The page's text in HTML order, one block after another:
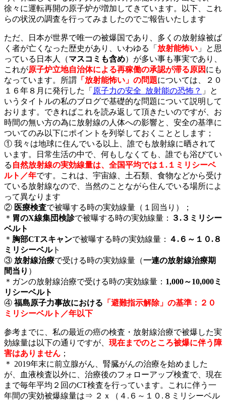
徐々に運転再開の原子炉が増加してきています。以下、これ
らの状況の調査を行ってみましたのでご報告いたします
ただ、日本が世界で唯一の被爆国であり、多くの放射線被ば
く者が亡くなった歴史があり、いわゆる「 放射能怖い 」と思
っている日本人（マスコミも含め）が多い事も事実であり、
これが原子炉立地自治体による再稼働の承認が滞る原因 にも
なっています。所謂 「放射能怖い」の問題については、２０
１６年８月に発行した「 原子力の安全_放射能の恐怖？ 」と
いうタイトルの私のブログで基礎的な問題について説明して
おります。できればこれを読み返して頂きたいのですが、お
時間の無い方の為に放射線の人体への影響と、安全の基準に
ついてのみ以下にポイントを列挙しておくこととします；
① 我々は地球に住んでいる以上、誰でも放射線に晒されて
います。日常生活の中で、何もしなくても、誰でも浴びてい
る 自然放射線の実効線量は、全国平均では１.１ミリシーベ
ルト／年です。これは、宇宙線、土石類、食物などから受け
ている放射線なので、当然のことながら住んでいる場所によ
って異なります
② 医療検査で被曝する時の実効線量（１回当り）；
＊ 胃のX線集団検診で被曝する時の実効線量：
３.３ミリシー
ベルト
＊ 胸部CTスキャンで被曝する時の実効線量： ４.６～１０.８
ミリシーベルト
③ 放射線治療で受ける時の実効線量（一連の放射線治療期
間当り ）
＊ガンの放射線治療で受ける時の実効線量： 1,000～10,000ミ
リシーベルト
④福島原子力事故における 「避難指示解除」の基準：２０
ミリシーベルト／年以下
参考までに、私の最近の癌の検査・放射線治療で被爆した実
効線量は以下の通りですが、 現在までのところ被爆に伴う障
害はありません ；
＊ 2019年末に前立腺がん、腎臓がんの治療を始めました
が、血液検査以外に、治療後のフォローアップ検査で、現在
まで毎年平均２回のCT検査を行っています。これに伴う一
年間の実効被爆線量は⇒ ２ｘ（４.６～１０.８ミリシーベル